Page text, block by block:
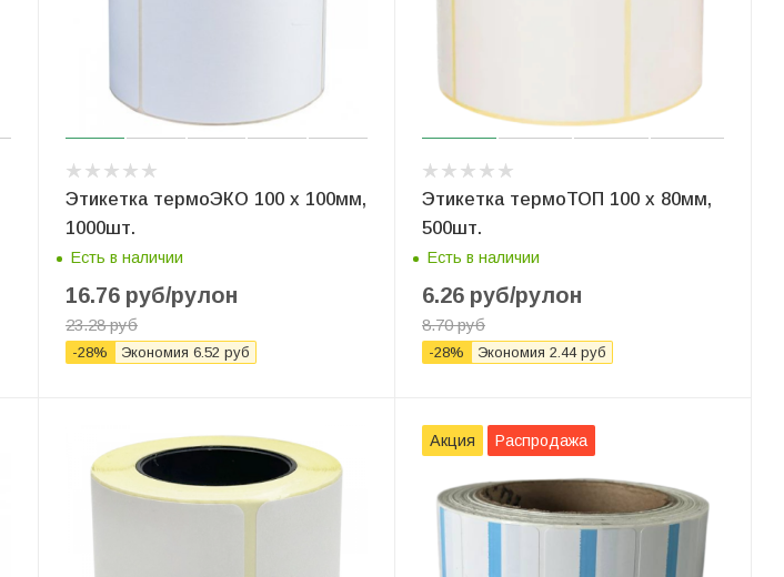
Этикетка термоЭКО 100 x 100мм,
1000шт.
Есть в наличии
16.76 руб/рулон
23.28руб
-28% Экономия 6.52 руб
Этикетка термоТОП 100 x 80мм,
500шт.
Есть в наличии
6.26 руб/рулон
8.70руб
-28% Экономия 2.44руб
Акция Распродажа